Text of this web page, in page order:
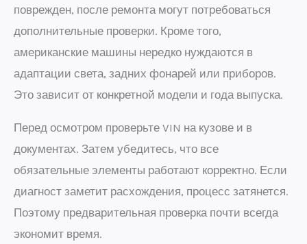
поврежден, после ремонта могут потребоваться
дополнительные проверки. Кроме того,
американские машины нередко нуждаются в
адаптации света, задних фонарей или приборов.
Это зависит от конкретной модели и года выпуска.
Перед осмотром проверьте VIN на кузове и в
документах. Затем убедитесь, что все
обязательные элементы работают корректно. Если
диагност заметит расхождения, процесс затянется.
Поэтому предварительная проверка почти всегда
экономит время.